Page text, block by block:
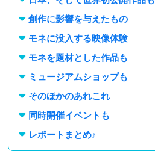
創作に影響を与えたもの
モネに没入する映像体験
モネを題材とした作品も
ミュージアムショップも
そのほかのあれこれ
同時開催イベントも
レポートまとめ♪